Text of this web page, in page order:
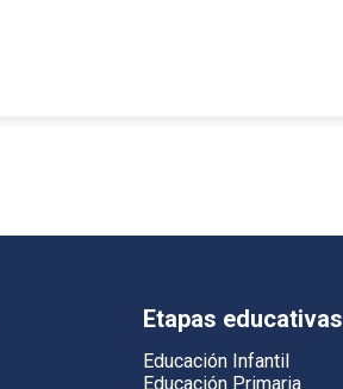
Etapas educativas
Educación Infantil
Educación Primaria